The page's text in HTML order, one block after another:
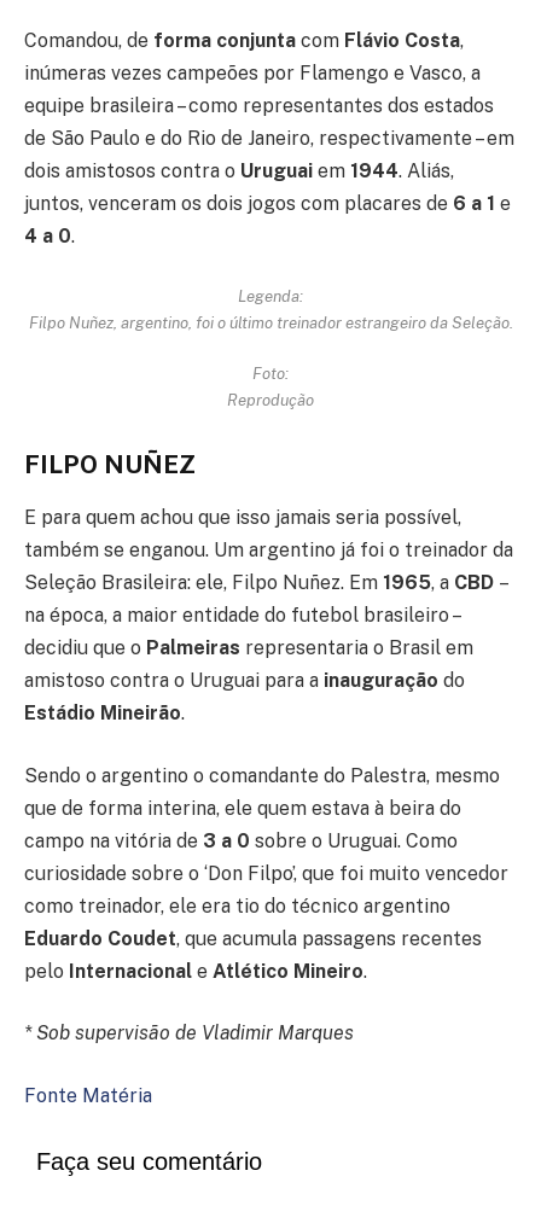
Comandou, de forma conjunta com Flávio Costa,
inúmeras vezes campeões por Flamengo e Vasco, a
equipe brasileira – como representantes dos estados
de São Paulo e do Rio de Janeiro, respectivamente – em
dois amistosos contra o Uruguai em 1944. Aliás,
juntos, venceram os dois jogos com placares de 6 a 1 e
4 a 0.
Legenda:
Filpo Nuñez, argentino, foi o último treinador estrangeiro da Seleção.
Foto:
Reprodução
FILPO NUÑEZ
E para quem achou que isso jamais seria possível,
também se enganou. Um argentino já foi o treinador da
Seleção Brasileira: ele, Filpo Nuñez. Em 1965, a CBD –
na época, a maior entidade do futebol brasileiro –
decidiu que o Palmeiras representaria o Brasil em
amistoso contra o Uruguai para a inauguração do
Estádio Mineirão.
Sendo o argentino o comandante do Palestra, mesmo
que de forma interina, ele quem estava à beira do
campo na vitória de 3 a 0 sobre o Uruguai. Como
curiosidade sobre o ‘Don Filpo’, que foi muito vencedor
como treinador, ele era tio do técnico argentino
Eduardo Coudet, que acumula passagens recentes
pelo Internacional e Atlético Mineiro.
* Sob supervisão de Vladimir Marques
Fonte Matéria
Faça seu comentário